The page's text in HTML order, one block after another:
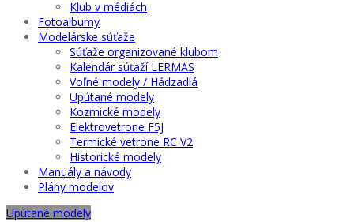
Klub v médiách
Fotoalbumy
Modelárske súťaže
Súťaže organizované klubom
Kalendár súťaží LERMAS
Voľné modely / Hádzadlá
Upútané modely
Kozmické modely
Elektrovetrone F5J
Termické vetrone RC V2
Historické modely
Manuály a návody
Plány modelov
Upútané modely